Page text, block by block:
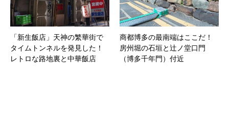
「新生飯店」天神の繁華街で
タイムトンネルを発見した！
レトロな路地裏と中華飯店
商都博多の最南端はここだ！
房州堀の石垣と辻ノ堂口門
（博多千年門）付近